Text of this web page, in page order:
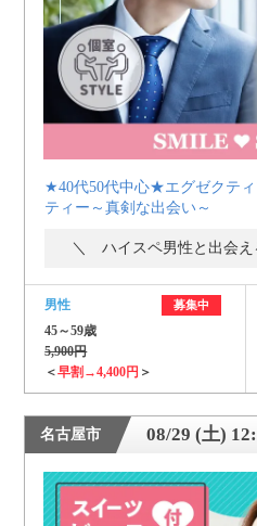
★40代50代中心★エグゼクテ
ティー～真剣な出会い～
＼ ハイスペ男性と出会
男性 募集中
45～59歳
5,900円
＜早割→4,400円 ＞
名古屋市 08/29 (土)